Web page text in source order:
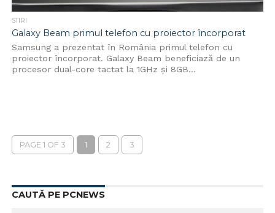
STIRI
Galaxy Beam primul telefon cu proiector încorporat
Samsung a prezentat în România primul telefon cu
proiector încorporat. Galaxy Beam beneficiază de un
procesor dual-core tactat la 1GHz și 8GB...
PAGE 1 OF 3 1 2 3
CAUTĂ PE PCNEWS